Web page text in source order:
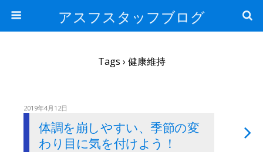
アスフスタッフブログ
Tags › 健康維持
2019年4月12日
体調を崩しやすい、季節の変
わり目に気を付けよう！